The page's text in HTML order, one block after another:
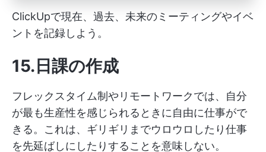
ClickUpで現在、過去、未来のミーティングやイベ
ントを記録しよう。
15.日課の作成
フレックスタイム制やリモートワークでは、自分
が最も生産性を感じられるときに自由に仕事がで
きる。これは、ギリギリまでウロウロしたり仕事
を先延ばしにしたりすることを意味しない。